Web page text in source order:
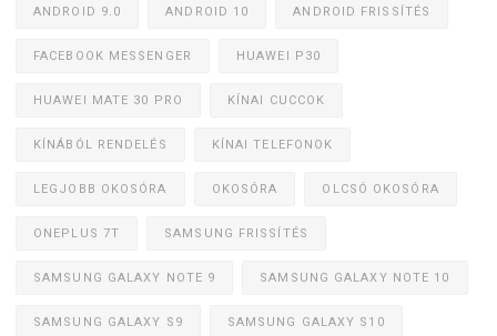
ANDROID 9.0 ANDROID 10 ANDROID FRISSÍTÉS
FACEBOOK MESSENGER HUAWEI P30
HUAWEI MATE 30 PRO KÍNAI CUCCOK
KÍNÁBÓL RENDELÉS KÍNAI TELEFONOK
LEGJOBB OKOSÓRA OKOSÓRA OLCSÓ OKOSÓRA
ONEPLUS 7T SAMSUNG FRISSÍTÉS
SAMSUNG GALAXY NOTE 9 SAMSUNG GALAXY NOTE 10
SAMSUNG GALAXY S9 SAMSUNG GALAXY S10